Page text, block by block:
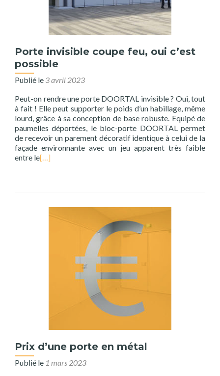
Porte invisible coupe feu, oui c’est
possible
Publié le 3 avril 2023
Peut-on rendre une porte DOORTAL invisible ? Oui, tout
à fait ! Elle peut supporter le poids d’un habillage, même
lourd, grâce à sa conception de base robuste. Equipé de
paumelles déportées, le bloc-porte DOORTAL permet
de recevoir un parement décoratif identique à celui de la
façade environnante avec un jeu apparent très faible
entre le[…]
Prix d’une porte en métal
Publié le 1 mars 2023